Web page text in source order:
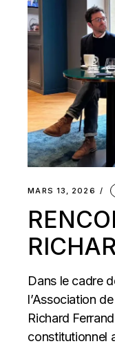
MARS 13, 2026
Dans le cadre
l’Association
Richard
constitutionnel